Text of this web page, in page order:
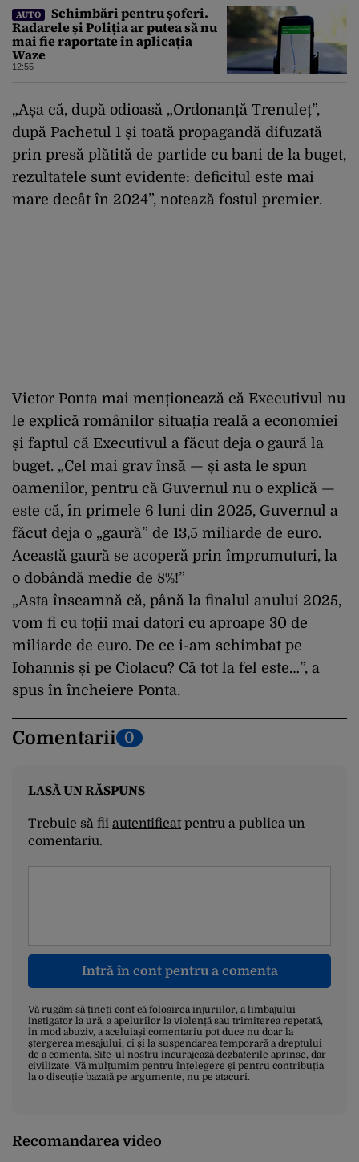
AUTO
Schimbări pentru șoferi.
Radarele și Poliția ar putea să nu
mai fie raportate în aplicația
Waze
12:55
„Așa că, după odioasă „Ordonanță Trenuleț”,
după Pachetul 1 și toată propagandă difuzată
prin presă plătită de partide cu bani de la buget,
rezultatele sunt evidente: deficitul este mai
mare decât în 2024”, notează fostul premier.
Victor Ponta mai menționează că Executivul nu
le explică românilor situația reală a economiei
și faptul că Executivul a făcut deja o gaură la
buget. „Cel mai grav însă — și asta le spun
oamenilor, pentru că Guvernul nu o explică —
este că, în primele 6 luni din 2025, Guvernul a
făcut deja o „gaură” de 13,5 miliarde de euro.
Această gaură se acoperă prin împrumuturi, la
o dobândă medie de 8%!”
„Asta înseamnă că, până la finalul anului 2025,
vom fi cu toții mai datori cu aproape 30 de
miliarde de euro. De ce i-am schimbat pe
Iohannis și pe Ciolacu? Că tot la fel este…”, a
spus în încheiere Ponta.
Comentarii 0
LASĂ UN RĂSPUNS
Trebuie să fii autentificatpentru a publica un
comentariu.
Intră în cont pentru a comenta
Vă rugăm să țineți cont că folosirea injuriilor, a limbajului
instigator la ură, a apelurilor la violență sau trimiterea repetată,
în mod abuziv, a aceluiași comentariu pot duce nu doar la
ștergerea mesajului, ci și la suspendarea temporară a dreptului
de a comenta. Site-ul nostru încurajează dezbaterile aprinse, dar
civilizate. Vă mulțumim pentru înțelegere și pentru contribuția
la o discuție bazată pe argumente, nu pe atacuri.
Recomandarea video